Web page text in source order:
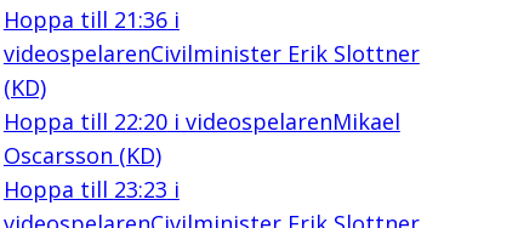
Hoppa till 21:36i
videospelarenCivilminister Erik Slottner
(KD)
Hoppa till 22:20i videospelarenMikael
Oscarsson (KD)
Hoppa till 23:23 i